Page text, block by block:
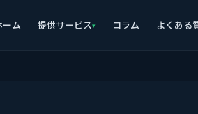
ーム 提供サービス コラム よくある